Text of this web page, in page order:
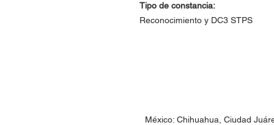
Tipo de constancia:
Reconocimiento y DC3 STPS
México: Chihuahua, Ciudad